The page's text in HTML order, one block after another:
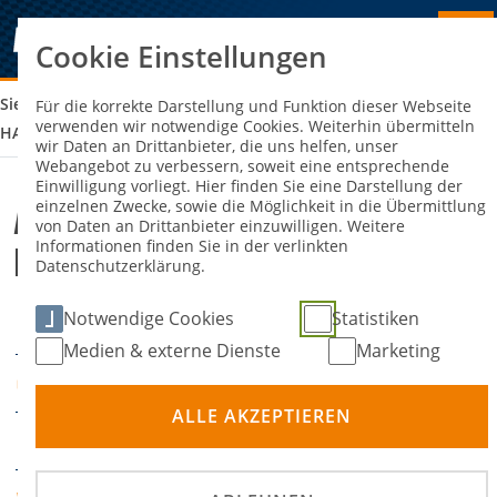
Sie sind hier: ADAC WESTFALEN MINI- UND POCKETBIKE RENNEN
HARSEWINKEL
ADAC Westfalen Mini- und
Pocketbike Rennen Harsewinkel
DATUM 30. August 2025
ORT Harsewinkel
Cookie Einstellungen
Für die korrekte Darstellung und Funktion dieser Webseite
verwenden wir notwendige Cookies. Weiterhin übermitteln
wir Daten an Drittanbieter, die uns helfen, unser
Webangebot zu verbessern, soweit eine entsprechende
Einwilligung vorliegt. Hier finden Sie eine Darstellung der
einzelnen Zwecke, sowie die Möglichkeit in die Übermittlung
von Daten an Drittanbieter einzuwilligen. Weitere
Informationen finden Sie in der verlinkten
Datenschutzerklärung.
Notwendige Cookies
Statistiken
Medien & externe Dienste
Marketing
ALLE AKZEPTIEREN